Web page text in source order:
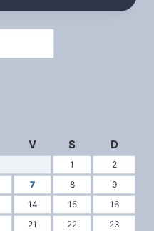
V S D
1
2
7 8
9
14 15
16
21 22 23